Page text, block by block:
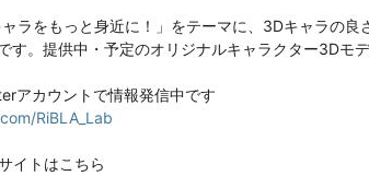
ャラをもっと身近に！」をテーマに、3Dキャラの
す。提供中・予定のオリジナルキャラクター3Dモ
RiBLA_Lab